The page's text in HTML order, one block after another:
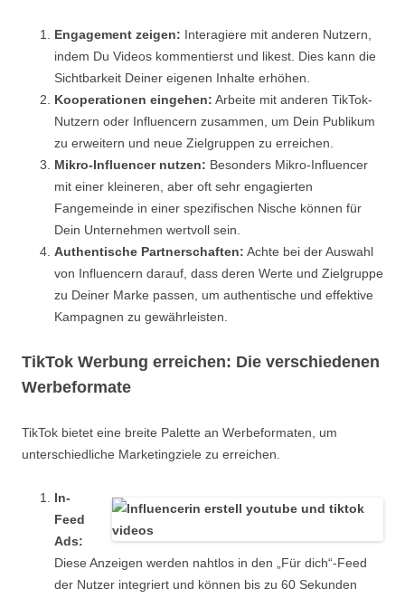
Engagement zeigen: Interagiere mit anderen Nutzern,
indem Du Videos kommentierst und likest. Dies kann die
Sichtbarkeit Deiner eigenen Inhalte erhöhen.
Kooperationen eingehen: Arbeite mit anderen TikTok-
Nutzern oder Influencern zusammen, um Dein Publikum
zu erweitern und neue Zielgruppen zu erreichen.
Mikro-Influencer nutzen: Besonders Mikro-Influencer
mit einer kleineren, aber oft sehr engagierten
Fangemeinde in einer spezifischen Nische können für
Dein Unternehmen wertvoll sein.
Authentische Partnerschaften: Achte bei der Auswahl
von Influencern darauf, dass deren Werte und Zielgruppe
zu Deiner Marke passen, um authentische und effektive
Kampagnen zu gewährleisten.
TikTok Werbung erreichen: Die verschiedenen
Werbeformate
TikTok bietet eine breite Palette an Werbeformaten, um
unterschiedliche Marketingziele zu erreichen.
In-
Feed
Ads:
Diese Anzeigen werden nahtlos in den „Für dich“-Feed
der Nutzer integriert und können bis zu 60 Sekunden